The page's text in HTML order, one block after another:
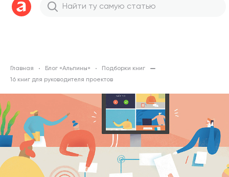
Главная Блог «Альпины»
Подборки книг
16 книг для руководителя проектов